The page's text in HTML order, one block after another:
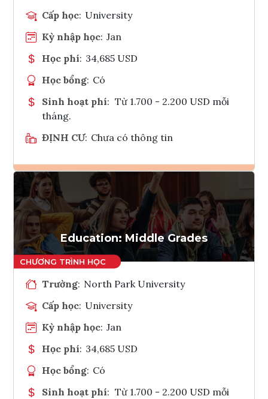
Cấp học: University
Kỳ nhập học: Jan
Học phí: 34,685 USD
Học bổng: Có
Sinh hoạt phí: Từ 1.700 - 2.200 USD mỗi
tháng.
ĐỊNH CƯ: Chưa có thông tin
Ghi danh
Tham vấn Interlink
Education: Middle Grades
Trường: North Park University
Cấp học: University
Kỳ nhập học: Jan
Học phí: 34,685 USD
Học bổng: Có
Sinh hoạt phí: Từ 1.700 - 2.200 USD mỗi